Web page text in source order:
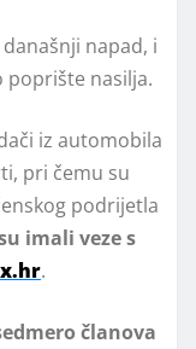
napad, i
poprište nasilja.
iz automobila
pri čemu su
podrijetla
imali veze s
.
članova